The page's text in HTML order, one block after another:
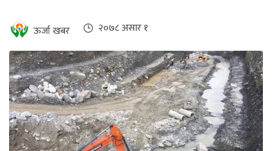
इभी
सम्पादकीय
बैंक
पर्यटन
भिडियो
ऊर्जा खबर २०७८ असार १